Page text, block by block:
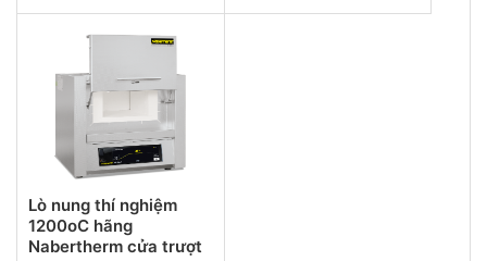
Lò nung thí nghiệm
1200oC hãng
Nabertherm cửa trượt